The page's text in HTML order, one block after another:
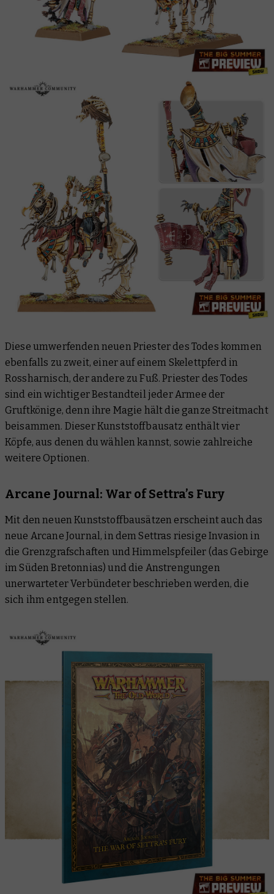
Diese umwerfenden neuen Priester des Todes kommen
ebenfalls zu zweit, einer auf einem Skelettpferd in
Rossharnisch, der andere zu Fuß. Priester des Todes
sind ein wichtiger Bestandteil jeder Armee der
Gruftkönige, denn ihre Magie hält die ganze Streitmacht
beisammen. Dieser Kunststoffbausatz enthält vier
Köpfe, aus denen du wählen kannst, sowie zahlreiche
weitere Optionen.
Arcane Journal: War of Settra’s Fury
Mit den neuen Kunststoffbausätzen erscheint auch das
neue Arcane Journal, in dem Settras riesige Invasion in
die Grenzgrafschaften und Himmelspfeiler (das Gebirge
im Süden Bretonnias) und die Anstrengungen
unerwarteter Verbündeter beschrieben werden, die
sich ihm entgegen stellen.